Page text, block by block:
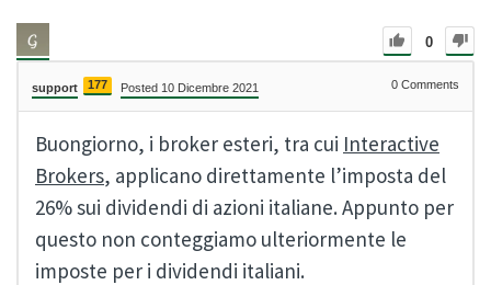
0
support 177 Posted 10 Dicembre 2021 0 Comments
Buongiorno, i broker esteri, tra cui Interactive
Brokers, applicano direttamente l’imposta del
26% sui dividendi di azioni italiane. Appunto per
questo non conteggiamo ulteriormente le
imposte per i dividendi italiani.